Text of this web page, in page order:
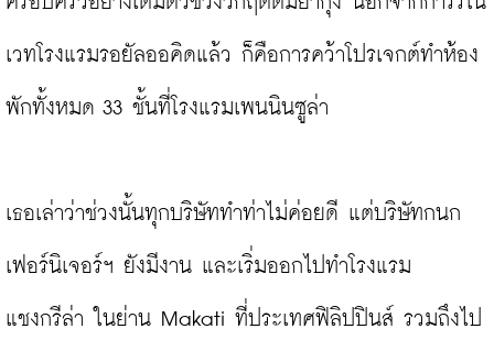
เวทโรงแรมรอยัลออคิดแล้ว ก็คือการคว้าโปรเจกต์ทำห้อง
พักทั้งหมด 33 ชั้นที่โรงแรมเพนนินซูล่า
เธอเล่าว่าช่วงนั้นทุกบริษัททำท่าไม่ค่อยดี แต่บริษัทกนก
เฟอร์นิเจอร์ฯ ยังมีงาน และเริ่มออกไปทำโรงแรม
แชงกรีล่า ในย่าน Makati ที่ประเทศฟิลิปปินส์ รวมถึงไป